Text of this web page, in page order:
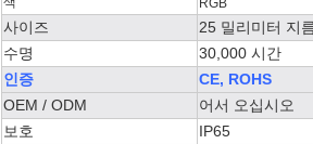
사이즈
25 밀리미터 지
수명
30,000 시간
인증
CE, ROHS
OEM / ODM
어서 오십시오
보호
IP65